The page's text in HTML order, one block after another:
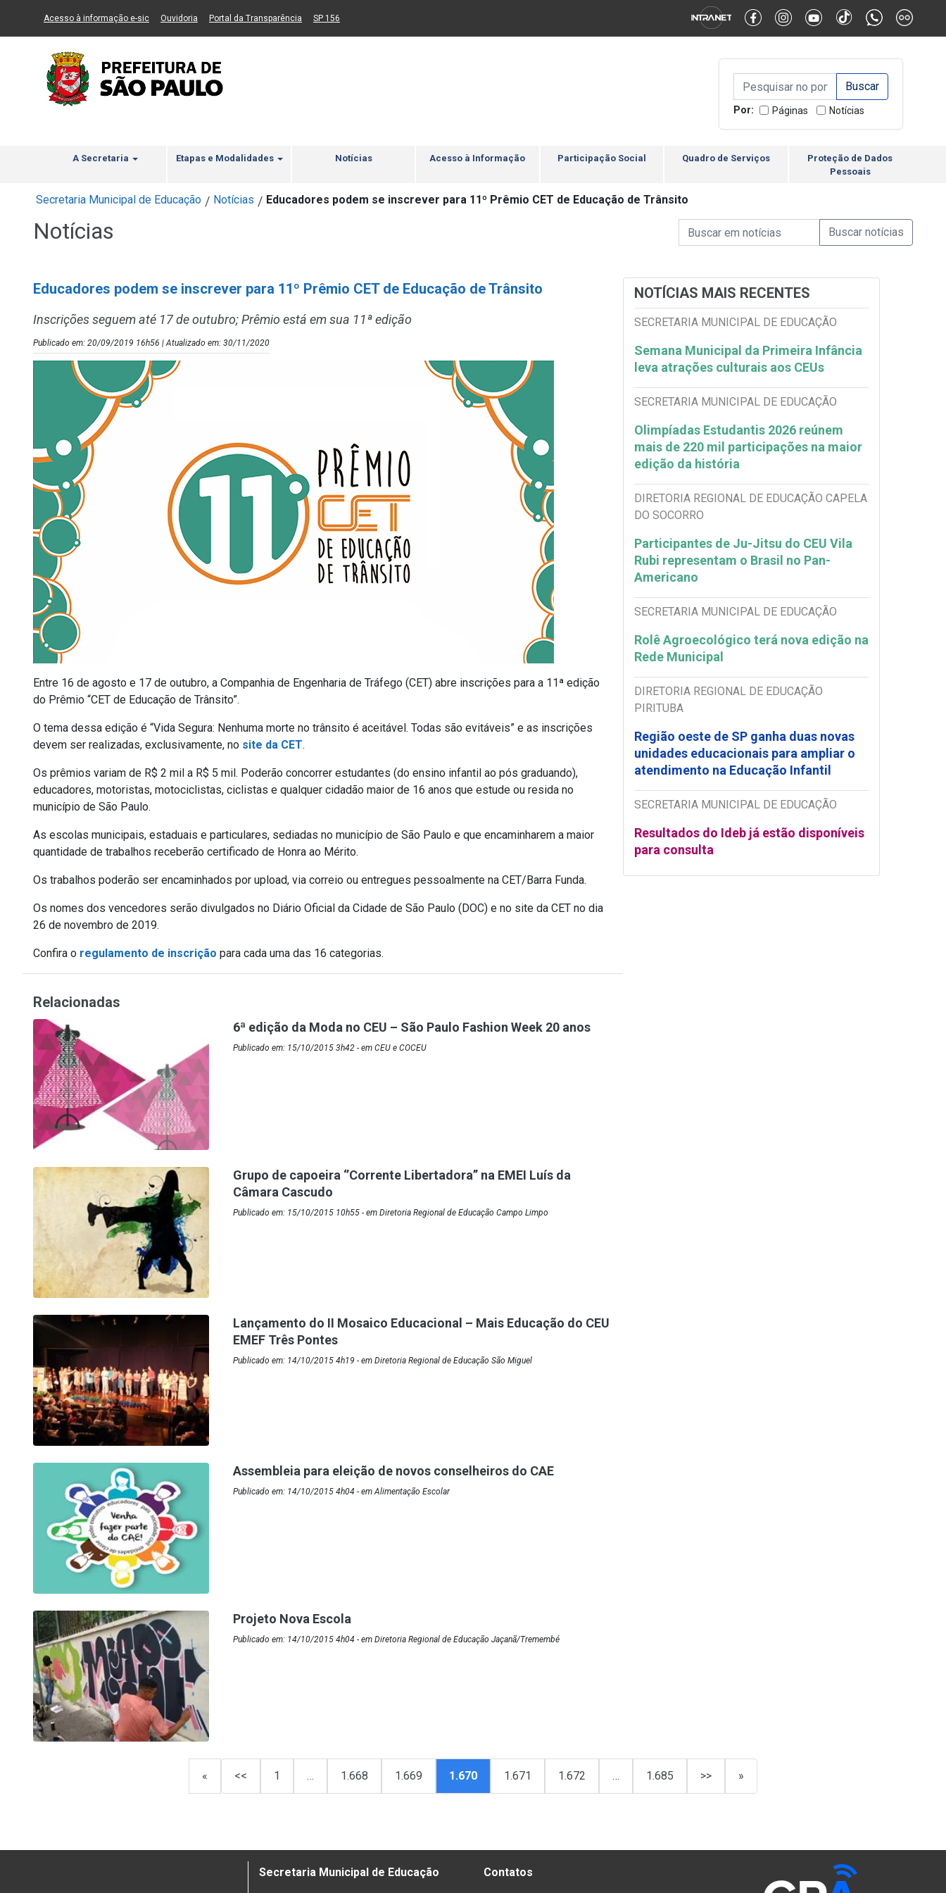
Ir ao Conteúdo Ir para menu principal 2 Ir para busca Ir para rodapé Alternar Alto Contraste Alternar Tamanho da Fonte
Acesso à informação e-sic(Link para um novo sítio)
Ouvidoria (Link para um novo sítio)
Portal da Transparência (Link para um novo sítio)
SP 156
Campo de Busca de
Campo de Busca de informaçõesEnviar a Busca
Por: Páginas Notícias
A Secretaria Etapas e Modalidades Notícias Acesso à Informação Participação Social Quadro de Serviços
Proteção de Dados
Pessoais
Secretaria Municipal de Educação / Notícias / Educadores podem se inscrever para 11º Prêmio CET de Educação de Trânsito
Notícias Campo de Busca de Notícias
Campo de Busca de informaçõesEnviar a Busca de
Educadores podem se inscrever para 11º Prêmio CET de Educação de Trânsito
Inscrições seguem até 17 de outubro; Prêmio está em sua 11ª edição
Publicado em: 20/09/2019 16h56 | Atualizado em: 30/11/2020
Entre 16 de agosto e 17 de outubro, a Companhia de Engenharia de Tráfego (CET) abre inscrições para a 11ª edição
do Prêmio “CET de Educação de Trânsito”.
O tema dessa edição é “Vida Segura: Nenhuma morte no trânsito é aceitável. Todas são evitáveis” e as inscrições
devem ser realizadas, exclusivamente, no site da CET.
Os prêmios variam de R$ 2 mil a R$ 5 mil. Poderão concorrer estudantes (do ensino infantil ao pós graduando),
educadores, motoristas, motociclistas, ciclistas e qualquer cidadão maior de 16 anos que estude ou resida no
município de São Paulo.
As escolas municipais, estaduais e particulares, sediadas no município de São Paulo e que encaminharem a maior
quantidade de trabalhos receberão certificado de Honra ao Mérito.
Os trabalhos poderão ser encaminhados por upload, via correio ou entregues pessoalmente na CET/Barra Funda.
Os nomes dos vencedores serão divulgados no Diário Oficial da Cidade de São Paulo (DOC) e no site da CET no dia
26 de novembro de 2019.
Confira o regulamento de inscrição para cada uma das 16 categorias.
NOTÍCIAS MAIS RECENTES
SECRETARIA MUNICIPAL DE EDUCAÇÃO
Semana Municipal da Primeira Infância
leva atrações culturais aos CEUs
SECRETARIA MUNICIPAL DE EDUCAÇÃO
Olimpíadas Estudantis 2026 reúnem
mais de 220 mil participações na maior
edição da história
DIRETORIA REGIONAL DE EDUCAÇÃO CAPELA
DO SOCORRO
Participantes de Ju-Jitsu do CEU Vila
Rubi representam o Brasil no Pan-
Americano
SECRETARIA MUNICIPAL DE EDUCAÇÃO
Rolê Agroecológico terá nova edição na
Rede Municipal
DIRETORIA REGIONAL DE EDUCAÇÃO
PIRITUBA
Região oeste de SP ganha duas novas
unidades educacionais para ampliar o
atendimento na Educação Infantil
SECRETARIA MUNICIPAL DE EDUCAÇÃO
Resultados do Ideb já estão disponíveis
para consulta
Relacionadas
6ª edição da Moda no CEU – São Paulo Fashion Week 20 anos
Publicado em: 15/10/2015 3h42 - em CEU e COCEU
Grupo de capoeira ‘’Corrente Libertadora’’ na EMEI Luís da
Câmara Cascudo
Publicado em: 15/10/2015 10h55 - em Diretoria Regional de Educação Campo Limpo
Lançamento do II Mosaico Educacional – Mais Educação do CEU
EMEF Três Pontes
Publicado em: 14/10/2015 4h19 - em Diretoria Regional de Educação São Miguel
Assembleia para eleição de novos conselheiros do CAE
Publicado em: 14/10/2015 4h04 - em Alimentação Escolar
Projeto Nova Escola
Publicado em: 14/10/2015 4h04 - em Diretoria Regional de Educação Jaçanã/Tremembé
« << 1 … 1.668 1.669 1.670 1.671 1.672 … 1.685 >> »
Secretaria Municipal de Educação Contatos